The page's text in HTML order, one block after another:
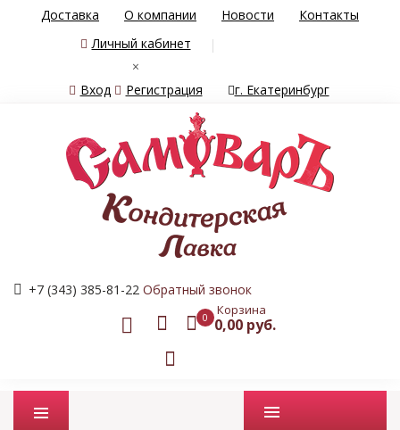
Доставка О компании Новости
Контакты
Личный кабинет
×
Вход
Регистрация г. Екатеринбург
+7 (343) 385-81-22 Обратный звонок
0 Корзина
0,00 руб.